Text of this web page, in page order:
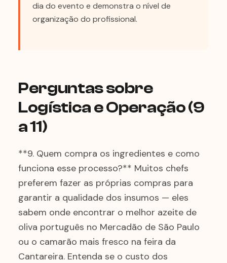
dia do evento e demonstra o nível de
organização do profissional.
Perguntas sobre
Logística e Operação (9
a 11)
**9. Quem compra os ingredientes e como
funciona esse processo?** Muitos chefs
preferem fazer as próprias compras para
garantir a qualidade dos insumos — eles
sabem onde encontrar o melhor azeite de
oliva português no Mercadão de São Paulo
ou o camarão mais fresco na feira da
Cantareira. Entenda se o custo dos